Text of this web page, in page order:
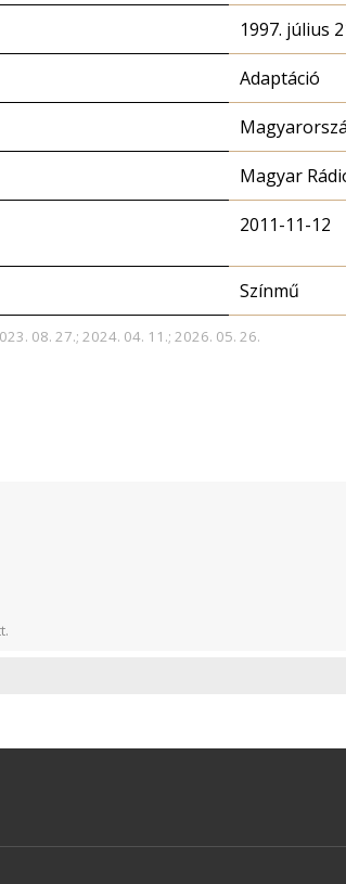
1997. július
Adaptáció
Magyar
2011-11-12
Színmű
08. 27.; 2024. 04. 11.; 2026. 05. 26.